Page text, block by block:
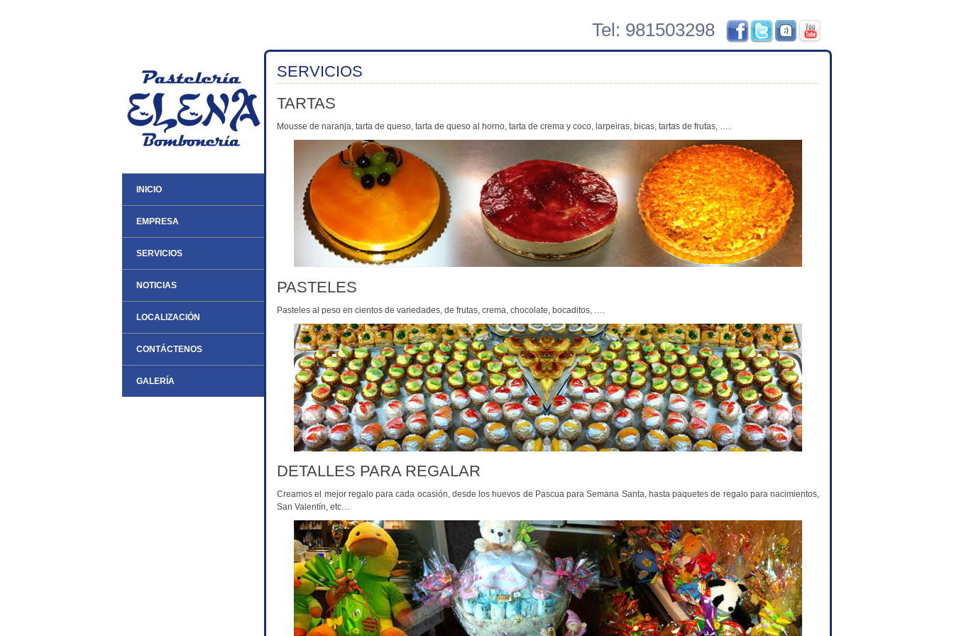
Tel: 981503298
INICIO
EMPRESA
SERVICIOS
NOTICIAS
LOCALIZACIÓN
CONTÁCTENOS
GALERÍA
SERVICIOS
TARTAS
Mousse de naranja, tarta de queso, tarta de queso al horno, tarta de crema y coco, larpeiras, bicas, tartas de frutas, ….
PASTELES
Pasteles al peso en cientos de variedades, de frutas, crema, chocolate, bocaditos, ….
DETALLES PARA REGALAR
Creamos el mejor regalo para cada ocasión, desde los huevos de Pascua para Semana Santa, hasta paquetes de regalo para nacimientos,
San Valentín, etc…